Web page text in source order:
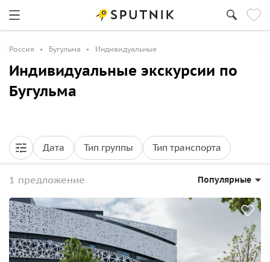
Россия Бугульма Индивидуальные
Индивидуальные экскурсии по
Бугульма
Дата Тип группы Тип транспорта
1 предложение Популярные